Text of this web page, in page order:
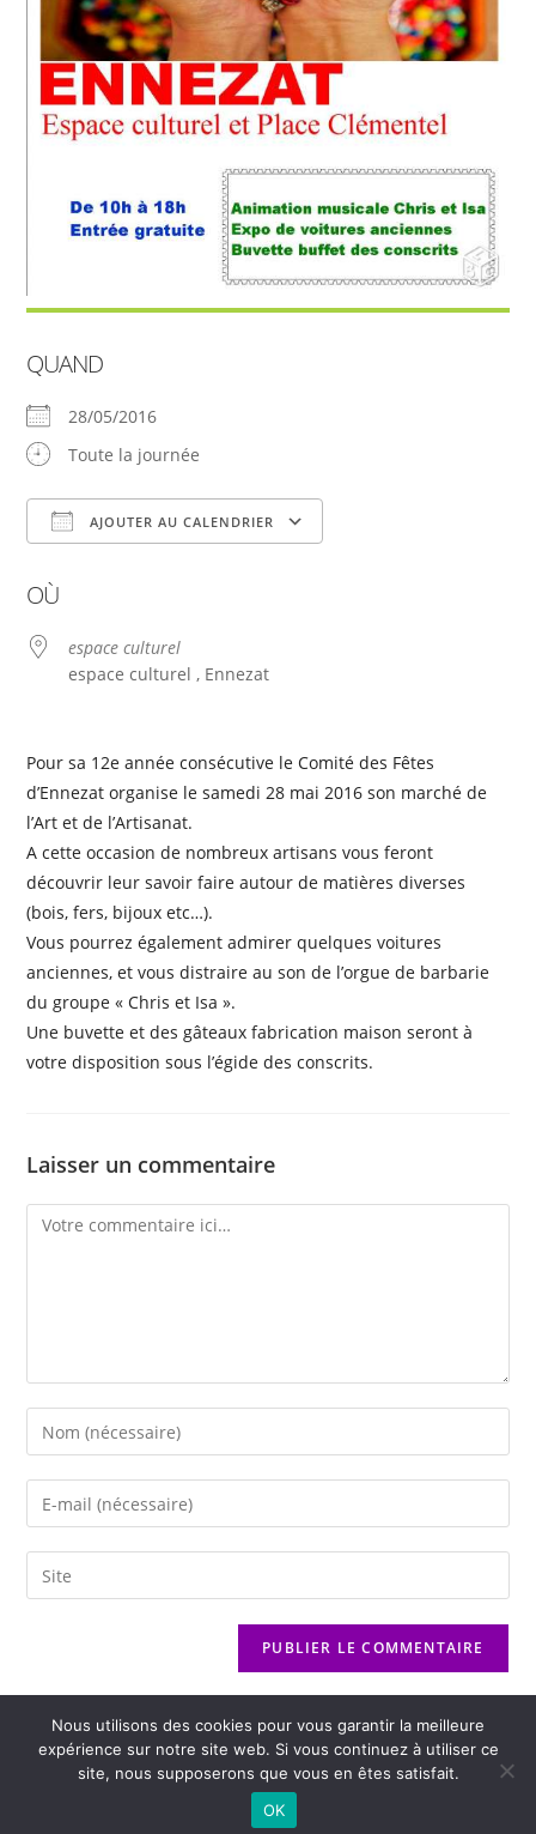
QUAND
28/05/2016
Toute la journée
AJOUTER AU CALENDRIER
OÙ
espace culturel
espace culturel , Ennezat
Pour sa 12e année consécutive le Comité des Fêtes
d’Ennezat organise le samedi 28 mai 2016 son marché de
l’Art et de l’Artisanat.
A cette occasion de nombreux artisans vous feront
découvrir leur savoir faire autour de matières diverses
(bois, fers, bijoux etc…).
Vous pourrez également admirer quelques voitures
anciennes, et vous distraire au son de l’orgue de barbarie
du groupe « Chris et Isa ».
Une buvette et des gâteaux fabrication maison seront à
votre disposition sous l’égide des conscrits.
Laisser un commentaire
2026 - Variance FM - Mentions légales - Politique de confidentialité -
- Réalisation
Nous utilisons des cookies pour vous garantir la meilleure
expérience sur notre site web. Si vous continuez à utiliser ce
site, nous supposerons que vous en êtes satisfait.
OK